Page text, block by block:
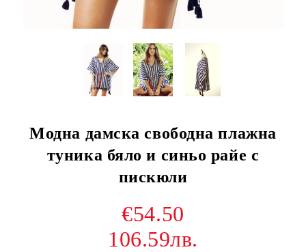
Модна дамска свободна плажна
туника бяло и синьо райе с
пискюли
€54.50
106.59лв.